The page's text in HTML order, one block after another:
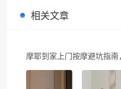
相关文章
摩耶到家上门按摩避坑指